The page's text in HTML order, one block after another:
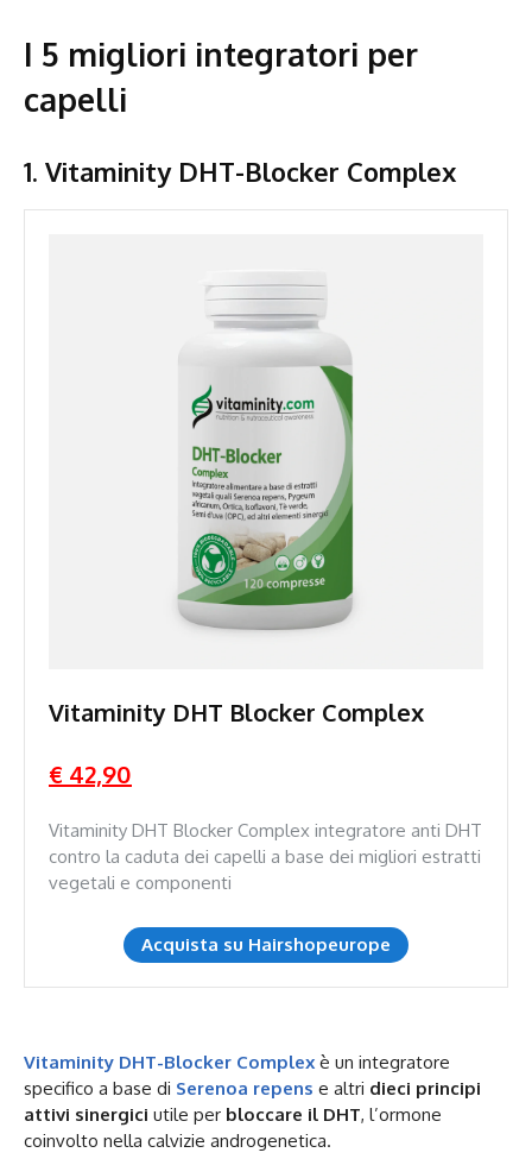
I 5 migliori integratori per
capelli
1. Vitaminity DHT-Blocker Complex
Vitaminity DHT Blocker Complex
€ 42,90
Vitaminity DHT Blocker Complex integratore anti DHT
contro la caduta dei capelli a base dei migliori estratti
vegetali e componenti
Acquista su Hairshopeurope
Vitaminity DHT-Blocker Complex è un integratore
specifico a base di Serenoa repens e altri dieci principi
attivi sinergici utile per bloccare il DHT, l’ormone
coinvolto nella calvizie androgenetica.